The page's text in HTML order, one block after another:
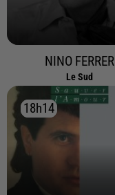
NINO FERRER
Le Sud
18h14
18h14